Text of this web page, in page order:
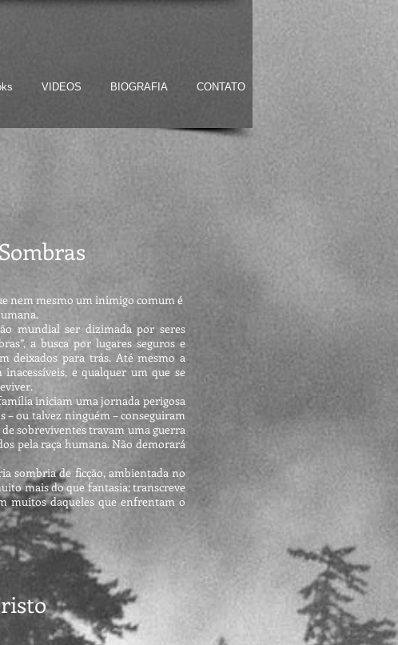
VIDEOS BIOGRAFIA CONTATO
nem mesmo um inimigo comum é
mundial ser dizimada por seres
a busca por lugares seguros e
deixados para trás. Até mesmo a
e qualquer um que se
iniciam uma jornada perigosa
– ou talvez ninguém – conseguiram
sobreviventes travam uma guerra
pela raça humana. Não demorará
sombria de ficção, ambientada no
mais do que fantasia; transcreve
muitos daqueles que enfrentam o